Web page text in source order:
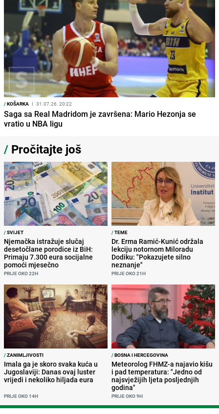
/KOŠARKA I 31.07.26. 20:22
Saga sa Real Madridom je završena: Mario Hezonja se
vratio u NBA ligu
/ Pročitajte još
/SVIJET
Njemačka istražuje slučaj
desetočlane porodice iz BiH:
Primaju 7.300 eura socijalne
pomoći mjesečno
PRIJE OKO 22H
/TEME
Dr. Erma Ramić-Kunić održala
lekciju notornom Miloradu
Dodiku: "Pokazujete silno
neznanje"
PRIJE OKO 21H
/ZANIMLJIVOSTI
Imala ga je skoro svaka kuća u
Jugoslaviji: Danas ovaj luster
vrijedi i nekoliko hiljada eura
PRIJE OKO 14H
/BOSNA I HERCEGOVINA
Meteorolog FHMZ-a najavio kišu
i pad temperatura: "Jedno od
najsvježijih ljeta posljednjih
godina"
PRIJE OKO 9H